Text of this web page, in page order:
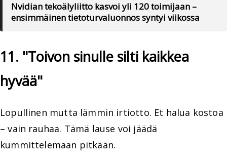
Nvidian tekoälyliitto kasvoi yli 120 toimijaan –
ensimmäinen tietoturvaluonnos syntyi viikossa
11. "Toivon sinulle silti kaikkea
hyvää"
Lopullinen mutta lämmin irtiotto. Et halua kostoa
– vain rauhaa. Tämä lause voi jäädä
kummittelemaan pitkään.